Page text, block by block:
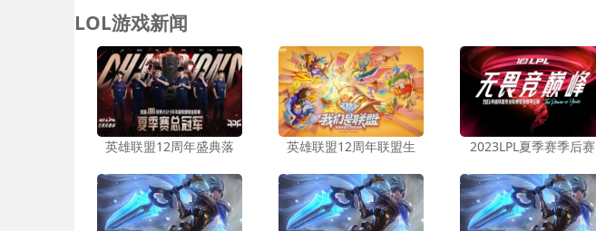
LOL游戏新闻
英雄联盟12周年盛典落 英雄联盟12周年联盟生 2023LPL夏季赛季后赛